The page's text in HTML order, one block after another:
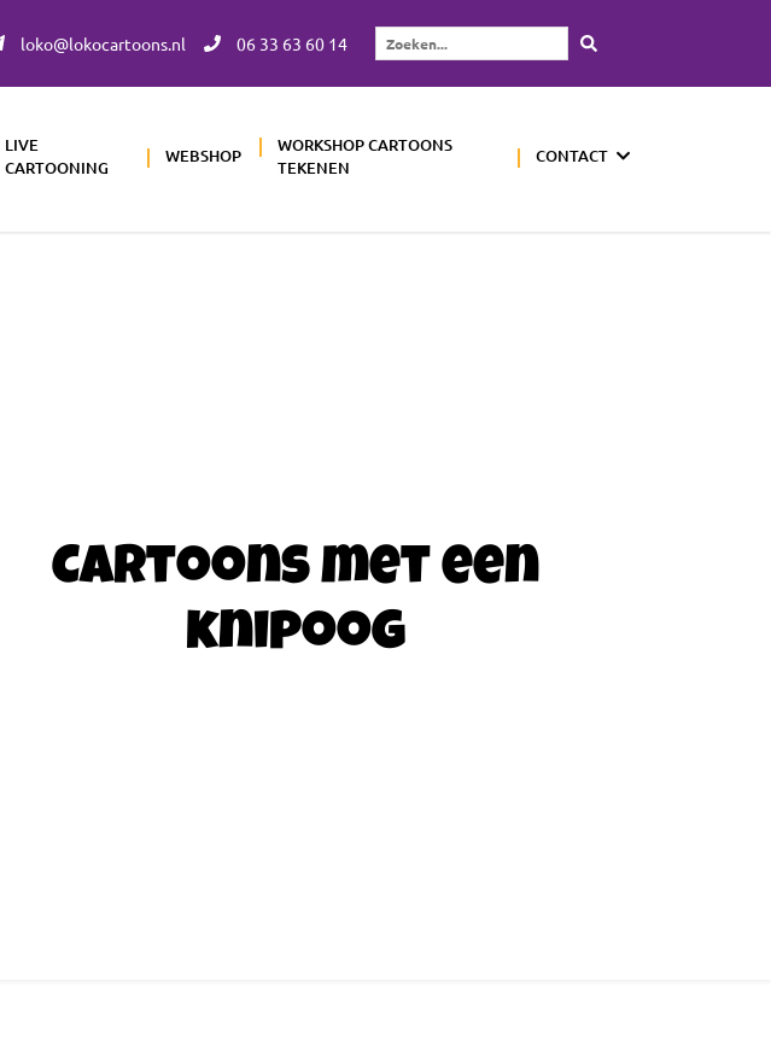
loko@lokocartoons.nl 06 33 63 60 14
Zoeken...
LIVE
CARTOONING
WEBSHOP
WORKSHOP CARTOONS
TEKENEN
CONTACT
Cartoons met een
knipoog